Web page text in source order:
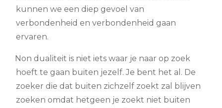
kunnen we een diep gevoel van
verbondenheid en verbondenheid gaan
ervaren.
Non dualiteit is niet iets waar je naar op zoek
hoeft te gaan buiten jezelf. Je bent het al. De
zoeker die dat buiten zichzelf zoekt zal blijven
zoeken omdat hetgeen je zoekt niet buiten